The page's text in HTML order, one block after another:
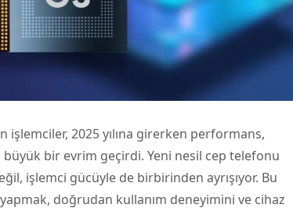
2025 yılına girerken performans,
bir evrim geçirdi. Yeni nesil cep telefonu
işlemci gücüyle de birbirinden ayrışıyor. Bu
doğrudan kullanım deneyimini ve cihaz